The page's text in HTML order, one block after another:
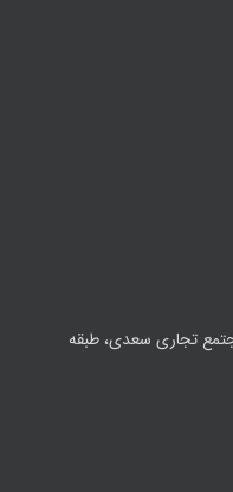
تجاری سعدی، طبقه